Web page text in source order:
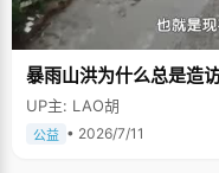
暴雨山洪为什么总是造
UP主: LAO胡
公益 • 2026/7/11